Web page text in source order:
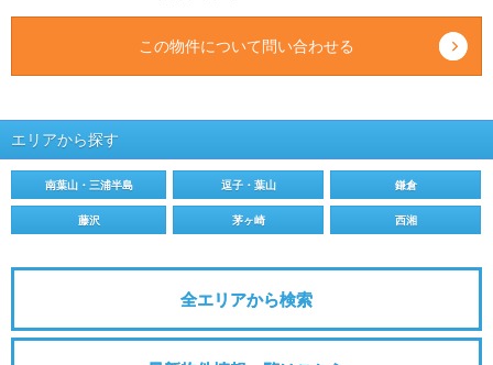
この物件について問い合わせる
エリアから探す
南葉山・三浦半島 逗子・葉山 鎌倉
藤沢 茅ヶ崎 西湘
全エリアから検索